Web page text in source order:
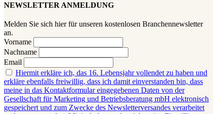
NEWSLETTER ANMELDUNG
Melden Sie sich hier für unseren kostenlosen Branchennewsletter
an.
Vorname
Nachname
Email
Hiermit erkläre ich, das 16. Lebensjahr vollendet zu haben und
erkläre ebenfalls freiwillig, dass ich damit einverstanden bin, dass
meine in das Kontaktformular eingegebenen Daten von der
Gesellschaft für Marketing und Betriebsberatung mbH elektronisch
gespeichert und zum Zwecke des Newsletterversandes verarbeitet